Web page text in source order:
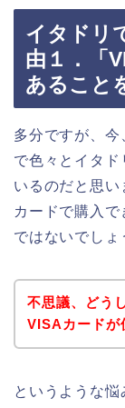
イタドリ
由１．「
あること
多分ですが、今
で色々とイタド
いるのだと思
カードで購入
ではないでしょ
不思議、どう
VISAカードが
というような悩